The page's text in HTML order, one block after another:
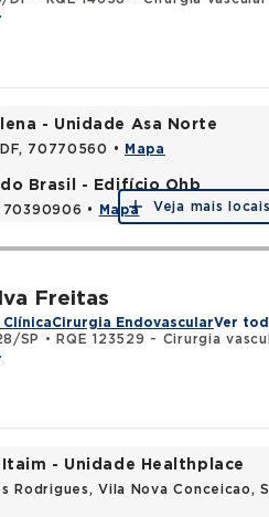
- Unidade Asa Norte
70770560 • Mapa
Brasil - Edifício Ohb
70390906 • Mapa Veja mais locais
Freitas
Cirurgia EndovascularVer
SP
•
RQE 123529 - Cirurgia
- Unidade Healthplace
Rodrigues, Vila Nova Conceicao,